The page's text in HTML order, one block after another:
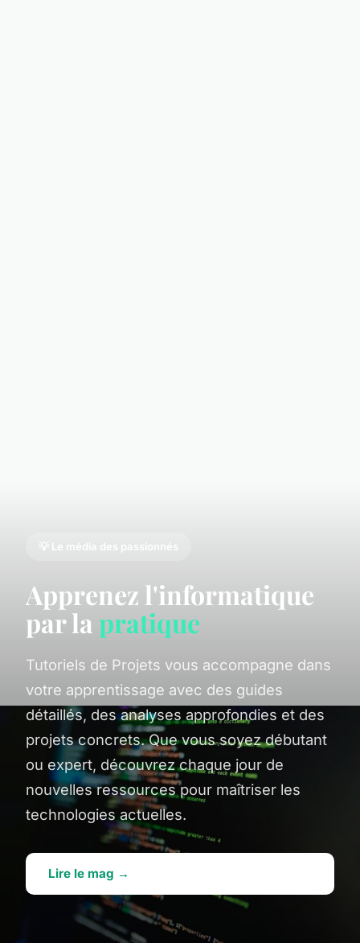
💡 Le média des passionnés
Apprenez l'informatique
par la pratique
Tutoriels de Projets vous accompagne dans
votre apprentissage avec des guides
détaillés, des analyses approfondies et des
projets concrets. Que vous soyez débutant
ou expert, découvrez chaque jour de
nouvelles ressources pour maîtriser les
technologies actuelles.
Lire le mag →